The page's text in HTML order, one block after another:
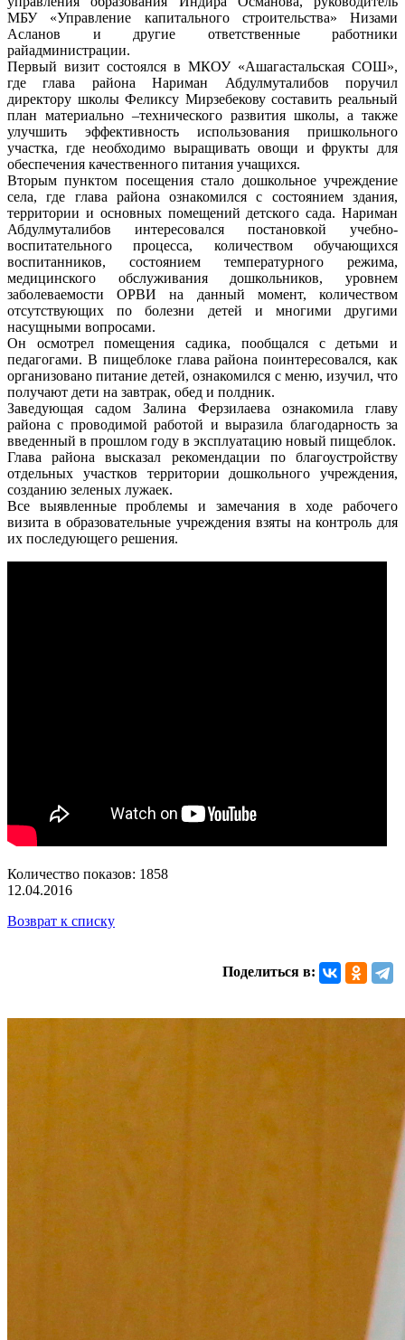
МБУ «Управление капитального строительства» Низами
Асланов и другие ответственные работники
райадминистрации.
Первый визит состоялся в МКОУ «Ашагастальская СОШ»,
где глава района Нариман Абдулмуталибов поручил
директору школы Феликсу Мирзебекову составить реальный
план материально –технического развития школы, а также
улучшить эффективность использования пришкольного
участка, где необходимо выращивать овощи и фрукты для
обеспечения качественного питания учащихся.
Вторым пунктом посещения стало дошкольное учреждение
села, где глава района ознакомился с состоянием здания,
территории и основных помещений детского сада. Нариман
Абдулмуталибов интересовался постановкой учебно-
воспитательного процесса, количеством обучающихся
воспитанников, состоянием температурного режима,
медицинского обслуживания дошкольников, уровнем
заболеваемости ОРВИ на данный момент, количеством
отсутствующих по болезни детей и многими другими
насущными вопросами.
Он осмотрел помещения садика, пообщался с детьми и
педагогами. В пищеблоке глава района поинтересовался, как
организовано питание детей, ознакомился с меню, изучил, что
получают дети на завтрак, обед и полдник.
Заведующая садом Залина Ферзилаева ознакомила главу
района с проводимой работой и выразила благодарность за
введенный в прошлом году в эксплуатацию новый пищеблок.
Глава района высказал рекомендации по благоустройству
отдельных участков территории дошкольного учреждения,
созданию зеленых лужаек.
Все выявленные проблемы и замечания в ходе рабочего
визита в образовательные учреждения взяты на контроль для
их последующего решения.
Количество показов: 1858
12.04.2016
Возврат к списку
Поделиться в: